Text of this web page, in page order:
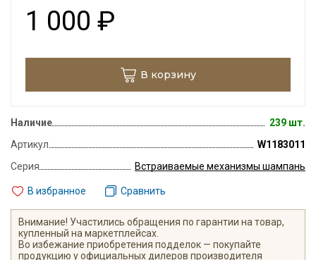
1 000 ₽
В корзину
Наличие
239 шт.
Артикул
W1183011
Серия
Встраиваемые механизмы шампань
В избранное Сравнить
Внимание! Участились обращения по гарантии на товар,
купленный на маркетплейсах.
Во избежание приобретения подделок — покупайте
продукцию у официальных дилеров производителя